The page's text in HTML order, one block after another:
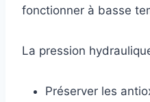
fonctionner à basse
La pression
Préserver les